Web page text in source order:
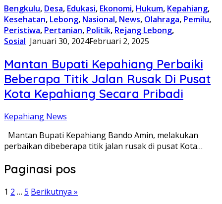
Bengkulu, Desa, Edukasi, Ekonomi, Hukum, Kepahiang,
Kesehatan, Lebong, Nasional, News, Olahraga, Pemilu,
Peristiwa, Pertanian, Politik, Rejang Lebong,
Sosial Januari 30, 2024Februari 2, 2025
Mantan Bupati Kepahiang Perbaiki
Beberapa Titik Jalan Rusak Di Pusat
Kota Kepahiang Secara Pribadi
Kepahiang News
Mantan Bupati Kepahiang Bando Amin, melakukan
perbaikan dibeberapa titik jalan rusak di pusat Kota…
Paginasi pos
1 2 … 5 Berikutnya »